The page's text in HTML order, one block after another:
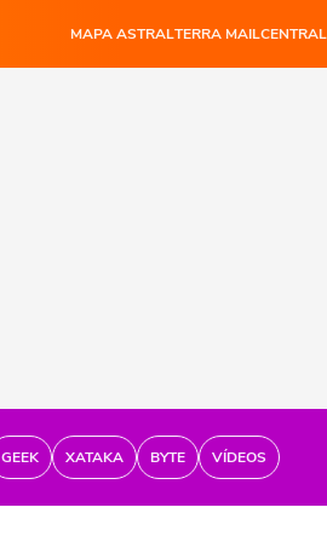
MAPA ASTRALTERRA MAIL
GEEK XATAKA BYTE VÍDEOS